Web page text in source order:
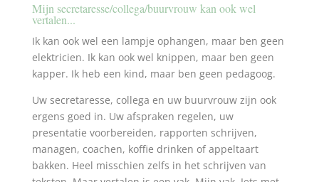
Mijn secretaresse/collega/buurvrouw kan ook wel
vertalen...
Ik kan ook wel een lampje ophangen, maar ben geen
elektricien. Ik kan ook wel knippen, maar ben geen
kapper. Ik heb een kind, maar ben geen pedagoog.
Uw secretaresse, collega en uw buurvrouw zijn ook
ergens goed in. Uw afspraken regelen, uw
presentatie voorbereiden, rapporten schrijven,
managen, coachen, koffie drinken of appeltaart
bakken. Heel misschien zelfs in het schrijven van